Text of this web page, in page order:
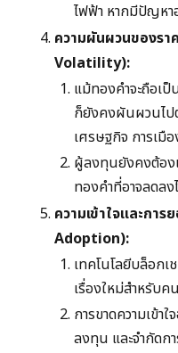
ไฟฟ้า หากมีปัญหา
ความผันผวนของรา
Volatility):
แม้ทองคำจะถือเ
ก็ยังคงผันผวนไป
เศรษฐกิจ การเมื
ผู้ลงทุนยังคงต้อง
ทองคำที่อาจลดลง
ความเข้าใจและกา
Adoption):
เทคโนโลยีบล็อก
เรื่องใหม่สำหรับ
การขาดความเข้าใ
ลงทุน และจำกัดก